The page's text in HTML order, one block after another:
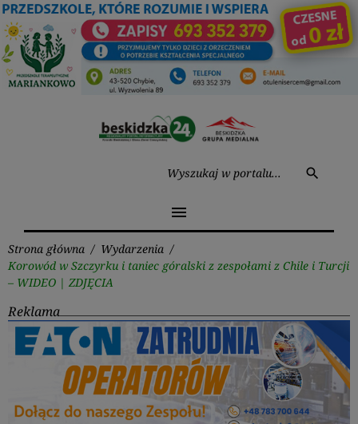
Przejdź
do
treści
search
menu
Strona główna / Wydarzenia /
Korowód w Szczyrku i taniec góralski z zespołami z Chile i Turcji
– WIDEO | ZDJĘCIA
Reklama